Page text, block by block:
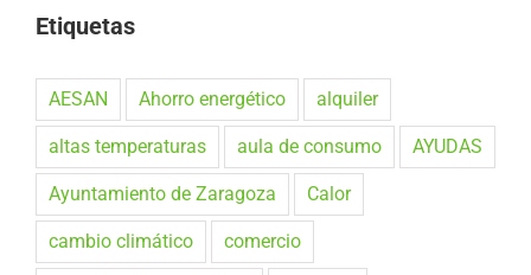
Etiquetas
AESAN Ahorro energético alquiler
altas temperaturas aula de consumo AYUDAS
Ayuntamiento de Zaragoza Calor
cambio climático comercio